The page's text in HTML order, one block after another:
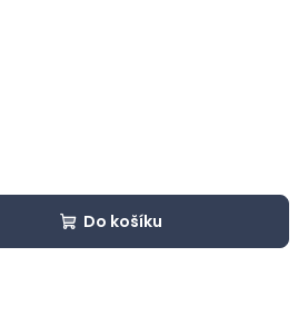
Do košíku